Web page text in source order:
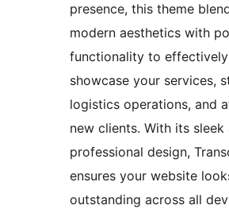
presence, this theme
modern aesthetics with
functionality to effectively
showcase your services,
logistics operations, and
new clients. With its sleek
professional design,
ensures your website
outstanding across all